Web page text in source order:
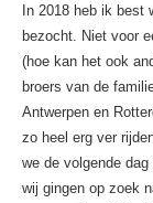
In 2018 heb ik best
bezocht. Niet voor
(hoe kan het ook
broers van de
Antwerpen en
zo heel erg ver
we de volgende
wij gingen op zoek